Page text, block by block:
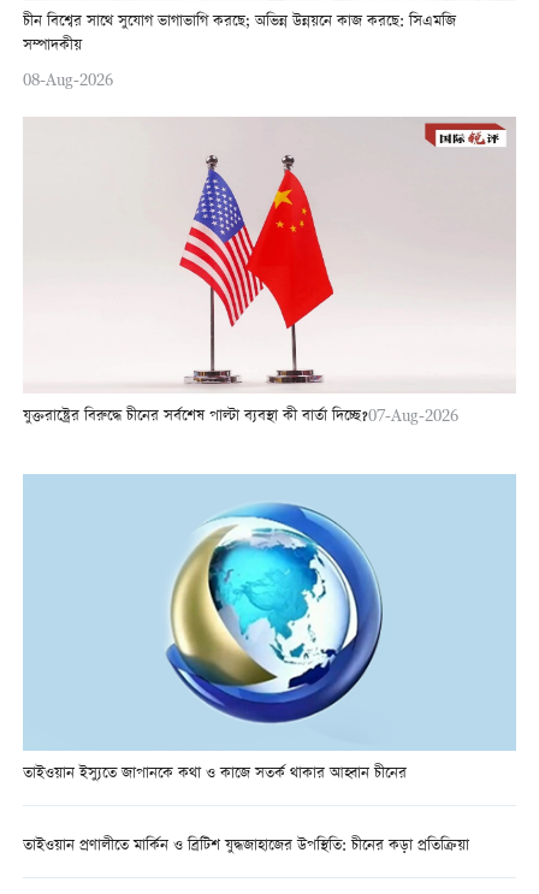
চীন বিশ্বের সাথে সুযোগ ভাগাভাগি করছে; অভিন্ন উন্নয়নে কাজ করছে: সিএমজি
সম্পাদকীয়
08-Aug-2026
যুক্তরাষ্ট্রের বিরুদ্ধে চীনের সর্বশেষ পাল্টা ব্যবস্থা কী বার্তা দিচ্ছে?07-Aug-2026
তাইওয়ান ইস্যুতে জাপানকে কথা ও কাজে সতর্ক থাকার আহ্বান চীনের
তাইওয়ান প্রণালীতে মার্কিন ও ব্রিটিশ যুদ্ধজাহাজের উপস্থিতি: চীনের কড়া প্রতিক্রিয়া